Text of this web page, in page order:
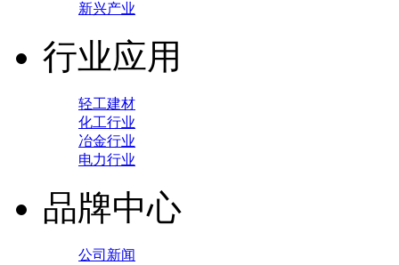
新兴产业
行业应用
轻工建材
化工行业
冶金行业
电力行业
品牌中心
公司新闻